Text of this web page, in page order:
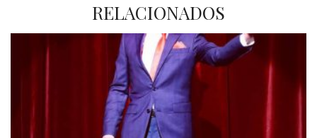
RELACIONADOS